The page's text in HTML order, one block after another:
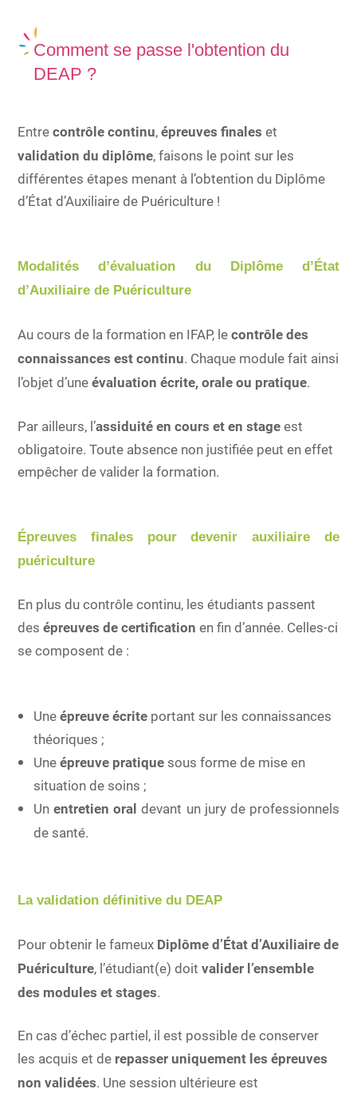
Comment se passe l'obtention du
DEAP ?
Entrecontrôle continu,épreuves finales et
validation du diplôme, faisons le point sur les
différentes étapes menant à l’obtention du Diplôme
d’État d’Auxiliaire de Puériculture !
Modalités d’évaluation du Diplôme d’État
d’Auxiliaire de Puériculture
Au cours de la formation en IFAP, lecontrôle des
connaissances estcontinu. Chaque module fait ainsi
l’objet d’uneévaluation écrite, orale ou pratique.
Par ailleurs, l’assiduité en cours et en stageest
obligatoire. Toute absence non justifiée peut en effet
empêcher de valider la formation.
Épreuves finales pour devenir auxiliaire de
puériculture
En plus du contrôle continu, les étudiants passent
desépreuves de certification en fin d’année. Celles-ci
se composent de :
Uneépreuve écrite portant sur les connaissances
théoriques ;
Uneépreuve pratique sous forme de mise en
situation de soins ;
Unentretien oral devant un jury de professionnels
de santé.
La validation définitive du DEAP
​Pour obtenir le fameux Diplôme d’État d’Auxiliaire de
Puériculture, l’étudiant(e) doitvalider l’ensemble
des modules et stages.
En cas d’échec partiel, il est possible de conserver
les acquis et de repasser uniquement les épreuves
non validées. Une session ultérieure est